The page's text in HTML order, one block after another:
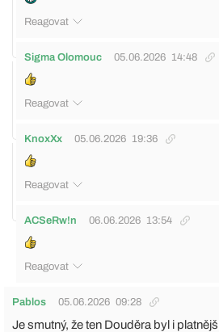
Reagovat
Sigma Olomouc 05.06.2026 14:48
Reagovat
KnoxXx 05.06.2026 19:36
Reagovat
ACSeRw!n 06.06.2026 13:54
Reagovat
Pablos 05.06.2026 09:28
Je smutný, že ten Douděra byl i